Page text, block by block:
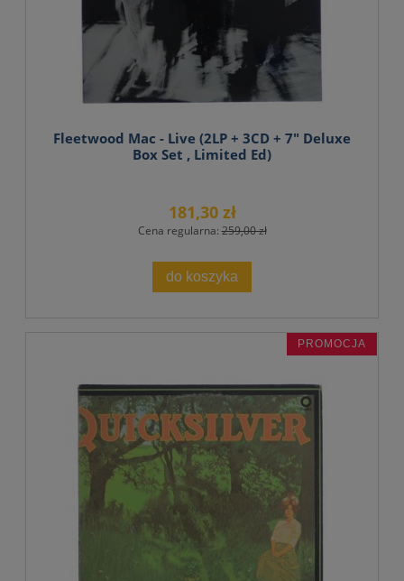
Fleetwood Mac - Live (2LP + 3CD + 7" Deluxe
Box Set , Limited Ed)
181,30 zł
Cena regularna:259,00 zł
do koszyka
PROMOCJA